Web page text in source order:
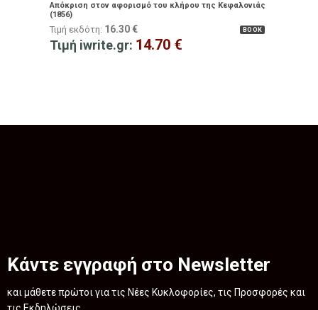
Απόκριση στον αφορισμό του κλήρου της Κεφαλονιάς
(1856)
BOOK
Τιμή εκδότη: 16.30 €
Τιμή iwrite.gr: 14.70 €
Κάντε εγγραφή στο Newsletter
και μάθετε πρώτοι για τις Νέες Κυκλοφορίες, τις Προσφορές και